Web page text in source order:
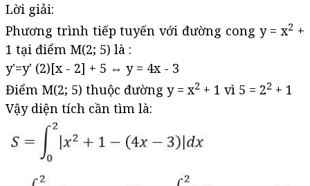
Lời giải:
Phương trình tiếp tuyến với đường cong y = x2 +
1 tại điểm M(2; 5) là :
y'=y' (2)[x - 2] + 5 ⇔ y = 4x - 3
Điểm M(2; 5) thuộc đường y = x2 + 1 vì 5 = 22 + 1
Vậy diện tích cần tìm là: